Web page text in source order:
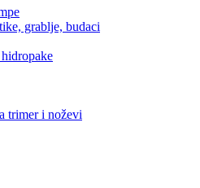
grablje, budaci
trimer i noževi